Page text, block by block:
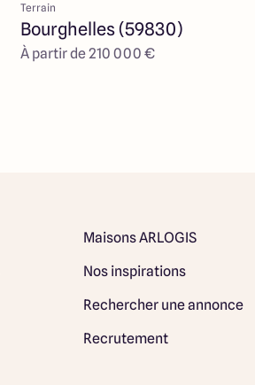
Terrain
Bourghelles (59830)
À partir de 210 000 €
Maisons ARLOGIS
Nos inspirations
Rechercher une annonce
Recrutement